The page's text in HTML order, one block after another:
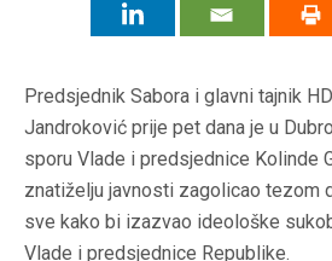
Predsjednik Sabora i glavni tajnik
Jandroković prije pet dana je u
sporu Vlade i predsjednice Kolinde
znatiželju javnosti zagolicao tezom
sve kako bi izazvao ideološke
Vlade i predsjednice Republike.